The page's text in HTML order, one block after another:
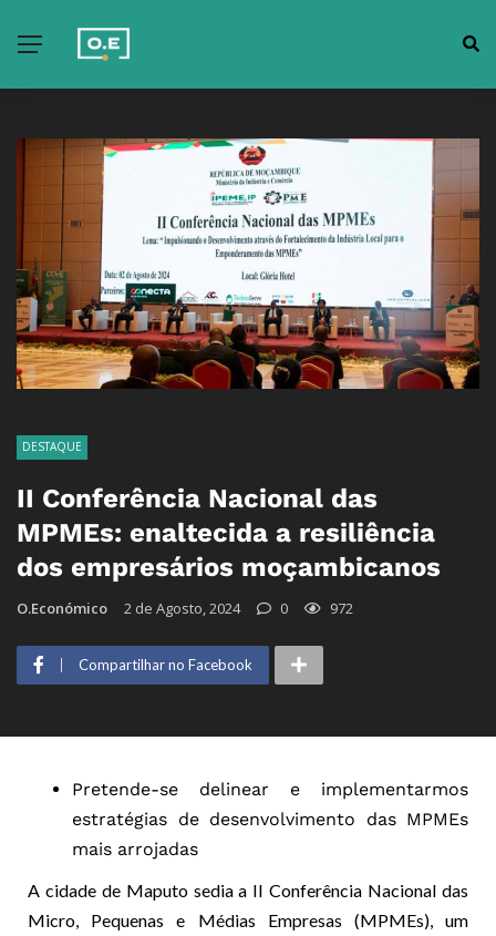
DESTAQUE
II Conferência Nacional das
MPMEs: enaltecida a resiliência
dos empresários moçambicanos
O.Económico 2 de Agosto, 2024 0 972
Compartilhar no Facebook
Pretende-se delinear
e implementarmos
estratégias de desenvolvimento das MPMEs
mais arrojadas
A cidade de Maputo sedia a II Conferência Nacional das
Micro, Pequenas e Médias Empresas (MPMEs), um